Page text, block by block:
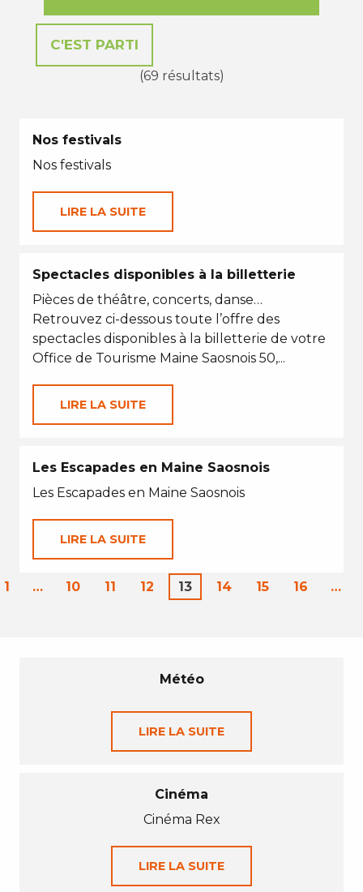
(69 résultats)
Nos festivals
Nos festivals
LIRE LA SUITE
Spectacles disponibles à la billetterie
Pièces de théâtre, concerts, danse…
Retrouvez ci-dessous toute l’offre des
spectacles disponibles à la billetterie de votre
Office de Tourisme Maine Saosnois 50,...
LIRE LA SUITE
Les Escapades en Maine Saosnois
Les Escapades en Maine Saosnois
LIRE LA SUITE
1 … 10 11 12 13 14 15 16 …
Météo
LIRE LA SUITE
Cinéma
Cinéma Rex
LIRE LA SUITE